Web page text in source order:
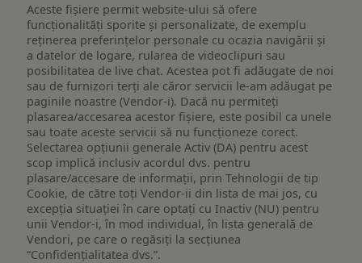
Aceste fișiere permit website-ului să ofere
funcționalități sporite și personalizate, de exemplu
reţinerea preferinţelor personale cu ocazia navigării și
a datelor de logare, rularea de videoclipuri sau
posibilitatea de live chat. Acestea pot fi adăugate de noi
sau de furnizori terți ale căror servicii le-am adăugat pe
paginile noastre (Vendor-i). Dacă nu permiteți
plasarea/accesarea acestor fișiere, este posibil ca unele
sau toate aceste servicii să nu funcționeze corect.
Selectarea opțiunii generale Activ (DA) pentru acest
scop implică inclusiv acordul dvs. pentru
plasare/accesare de informații, prin Tehnologii de tip
Cookie, de către toți Vendor-ii din lista de mai jos, cu
excepția situației în care optați cu Inactiv (NU) pentru
unii Vendor-i, în mod individual, în lista generală de
Vendori, pe care o regăsiți la secțiunea
“Confidențialitatea dvs.”.